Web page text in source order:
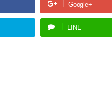
Google+
LINE